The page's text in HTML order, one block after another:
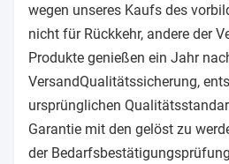
wegen unseres Kaufs des
nicht für Rückkehr, andere der
Produkte genießen ein Jahr
VersandQualitätssicherung,
ursprünglichen
Garantie mit den gelöst zu
der